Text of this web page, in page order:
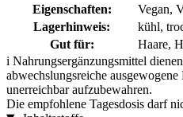
Eigenschaften:
Vegan,
Lagerhinweis:
kühl,
Gut für:
Haare,
i Nahrungsergänzungsmittel
abwechslungsreiche
unerreichbar aufzubewahren.
Die empfohlene Tagesdosis darf